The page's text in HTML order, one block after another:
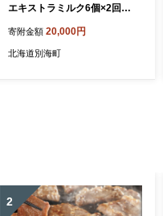
エキストラミルク6個×2回定
（J FARM AMUSE 株式会
社）
寄附金額 20,000円
北海道別海町
2